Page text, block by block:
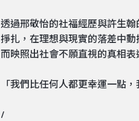
透過邢敬怡的社福經歷與許生
掙扎，在理想與現實的落差中
而映照出社會不願直視的真相
「我們比任何人都更幸運一點
/